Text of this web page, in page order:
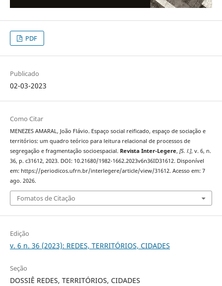
PDF
Publicado
02-03-2023
Como Citar
MENEZES AMARAL, João Flávio. Espaço social reificado, espaço de sociação e
territórios: um quadro teórico para leitura relacional de processos de
segregação e fragmentação socioespacial. Revista Inter-Legere, [S. l.], v. 6, n.
36, p. c31612, 2023. DOI: 10.21680/1982-1662.2023v6n36ID31612. Disponível
em: https://periodicos.ufrn.br/interlegere/article/view/31612. Acesso em: 7
ago. 2026.
Fomatos de Citação
Edição
v. 6 n. 36 (2023): REDES, TERRITÓRIOS, CIDADES
Seção
DOSSIÊ REDES, TERRITÓRIOS, CIDADES